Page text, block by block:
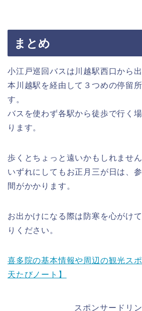
まとめ
小江戸巡回バスは川越駅西口から
本川越駅を経由して３つめの停留
す。
バスを使わず各駅から徒歩で行く
ります。
歩くとちょっと遠いかもしれません
いずれにしてもお正月三が日は、
間がかかります。
お出かけになる際は防寒を心がけ
りください。
喜多院の基本情報や周辺の観光ス
天たびノート】
スポンサードリ